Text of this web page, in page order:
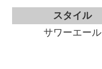
スタイル
サワーエール